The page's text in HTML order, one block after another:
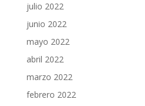
julio 2022
junio 2022
mayo 2022
abril 2022
marzo 2022
febrero 2022